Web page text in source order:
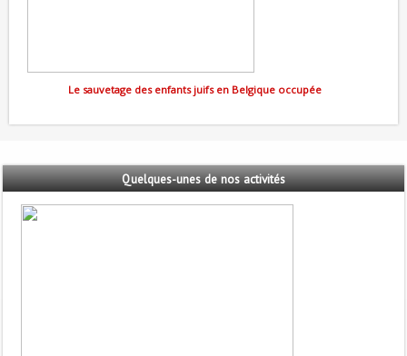
Le sauvetage des enfants juifs en Belgique occupée
Quelques-unesde nos activités